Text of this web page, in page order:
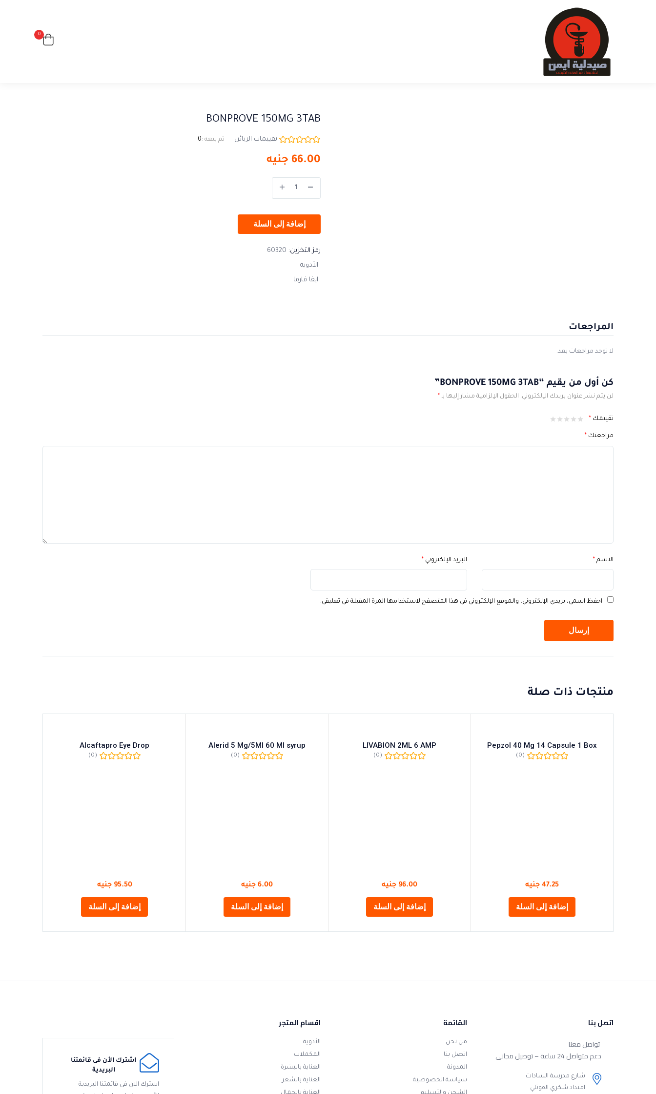
0
BONPROVE 150MG 3TAB
تقييمات الزبائن تم بيعه :0
66.00 جنيه
إضافة إلى السلة
رمز التخزين: 60320
الأدوية
ايفا فارما
المراجعات
لا توجد مراجعات بعد.
كن أول من يقيم “BONPROVE 150MG 3TAB”
لن يتم نشر عنوان بريدك الإلكتروني. الحقول الإلزامية مشار إليها بـ *
تقييمك *
مراجعتك *
الاسم * البريد الإلكتروني *
احفظ اسمي، بريدي الإلكتروني، والموقع الإلكتروني في هذا المتصفح لاستخدامها المرة المقبلة في تعليقي.
منتجات ذات صلة
Pepzol 40 Mg 14 Capsule 1 Box
(0)
47.25 جنيه
إضافة إلى السلة
LIVABION 2ML 6 AMP
(0)
96.00 جنيه
إضافة إلى السلة
Alerid 5 Mg/5Ml 60 Ml syrup
(0)
6.00 جنيه
إضافة إلى السلة
Alcaftapro Eye Drop
(0)
95.50 جنيه
إضافة إلى السلة
اتصل بنا
تواصل معنا
دعم متواصل 24 ساعة – توصيل مجانى
شارع مدرسة السادات
امتداد شكري القوتلي
القائمة
من نحن
اتصل بنا
المدونة
سياسة الخصوصية
اقسام المتجر
الأدوية
المكملات
العناية بالبشرة
العناية بالشعر
اشترك الأن فى قائمتنا
البريدية
اشترك الان فى قائمتنا البريدية